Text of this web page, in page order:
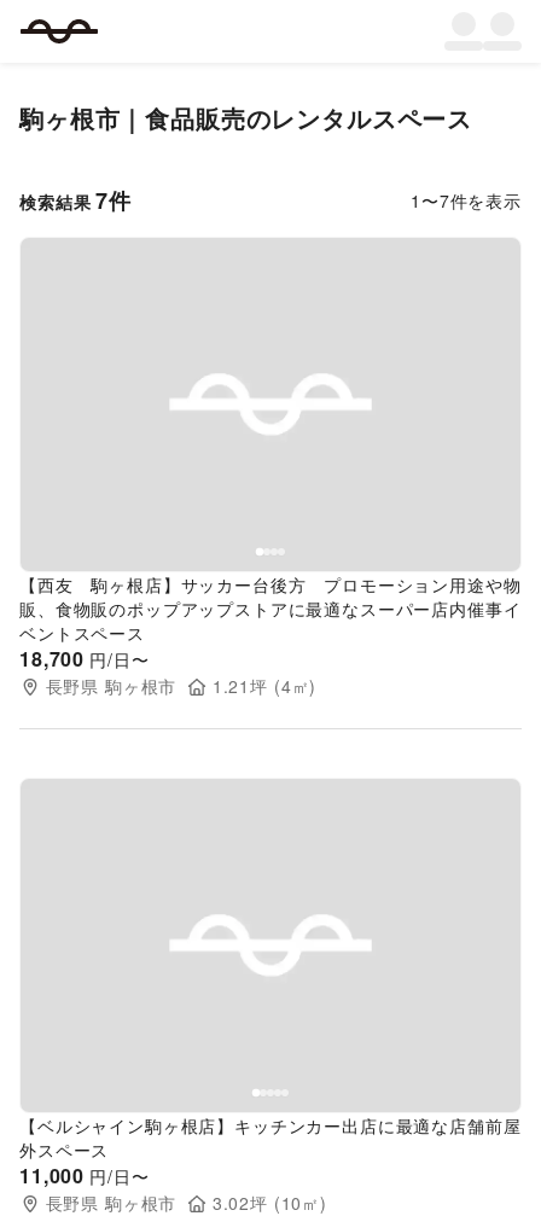
駒ヶ根市 ｜食品販売のレンタルスペース
検索結果 7件 1 〜7件を表示
Previous slide
【西友 駒ヶ根店】サッカー台後方 プロモーション用途や物
販、食物販のポップアップストアに最適なスーパー店内催事イ
ベントスペース
18,700 円/日〜
長野県 駒ヶ根市 1.21坪 (4㎡)
Previous slide
【ベルシャイン駒ヶ根店】キッチンカー出店に最適な店舗前屋
外スペース
11,000 円/日〜
長野県 駒ヶ根市 3.02坪 (10 ㎡)